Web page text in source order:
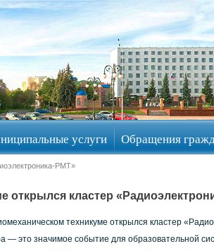
услуги Обращения
РМТ»
открылся кластер
техникуме открылся кластер
— это значимое событие для образовательной